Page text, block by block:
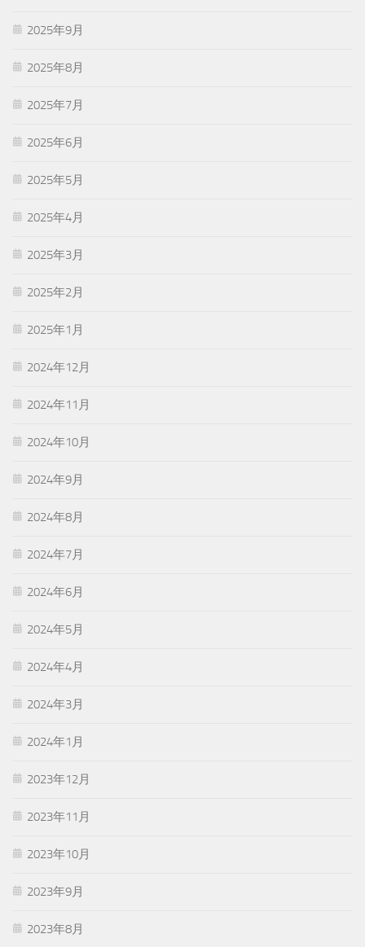
2025年9月
2025年8月
2025年7月
2025年6月
2025年5月
2025年4月
2025年3月
2025年2月
2025年1月
2024年12月
2024年11月
2024年10月
2024年9月
2024年8月
2024年7月
2024年6月
2024年5月
2024年4月
2024年3月
2024年1月
2023年12月
2023年11月
2023年10月
2023年9月
2023年8月